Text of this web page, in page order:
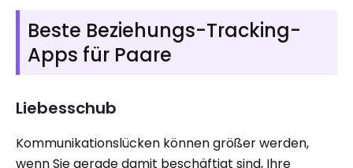
Beste Beziehungs-Tracking-
Apps für Paare
Liebesschub
Kommunikationslücken können größer werden,
wenn Sie gerade damit beschäftigt sind, Ihre